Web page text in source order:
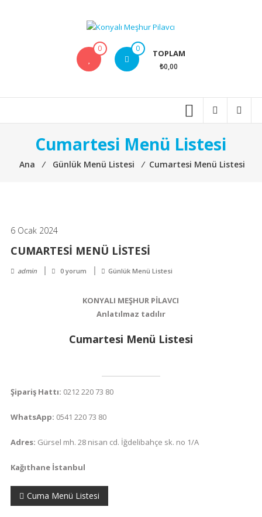
0 0 TOPLAM
₺0,00
Cumartesi Menü Listesi
Ana ⁄ Günlük Menü Listesi ⁄ Cumartesi Menü Listesi
6 Ocak 2024
CUMARTESI MENÜ LISTESI
admin 0 yorum Günlük Menü Listesi
KONYALI MEŞHUR PİLAVCI
Anlatılmaz tadılır
Cumartesi Menü Listesi
Şipariş Hattı: 0212 220 73 80
WhatsApp: 0541 220 73 80
Adres: Gürsel mh. 28 nisan cd. İğdelibahçe sk. no 1/A
Kağıthane İstanbul
Yazı
Cuma Menü Listesi